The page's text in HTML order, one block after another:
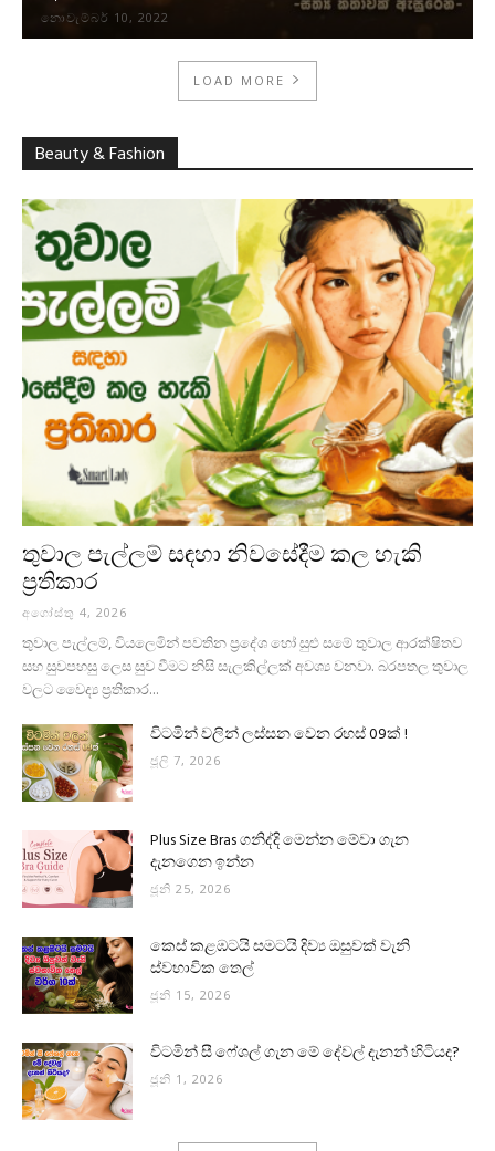
නොවැම්බර් 10, 2022
LOAD MORE
Beauty & Fashion
තුවාල පැල්ලම් සඳහා නිවසේදීම කල හැකි
ප්‍රතිකාර
අගෝස්තු 4, 2026
තුවාල පැල්ලම්, වියලෙමින් පවතින ප්‍රදේශ හෝ සුළු සමේ තුවාල ආරක්ෂිතව
සහ සුවපහසු ලෙස සුව වීමට නිසි සැලකිල්ලක් අවශ්‍ය වනවා. බරපතල තුවාල
වලට වෛද්‍ය ප්‍රතිකාර...
විටමින් වලින් ලස්සන වෙන රහස් 09ක් !
ජූලි 7, 2026
Plus Size Bras ගනිද්දි මෙන්න මේවා ගැන
දැනගෙන ඉන්න
ජූනි 25, 2026
කෙස් කළඹටයි සමටයි දිව්‍ය ඔසුවක් වැනි
ස්වභාවික තෙල්
ජූනි 15, 2026
විටමින් සී ෆේශල් ගැන මේ දේවල් දැනන් හිටියද?
ජූනි 1, 2026